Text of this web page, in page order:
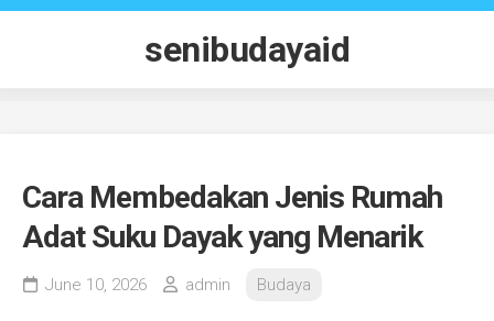
Skip
senibudayaid
Cara Membedakan Jenis Rumah
Adat Suku Dayak yang Menarik
June 10, 2026 admin Budaya